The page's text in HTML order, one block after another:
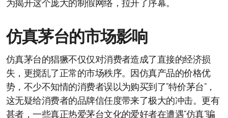
为揭开这个庞大的制假网络，拉开了序幕。
仿真茅台的市场影响
仿真茅台的猖獗不仅仅对消费者造成了直接的经济损
失，更搅乱了正常的市场秩序。因仿真产品的价格优
势，不少不知情的消费者误以为购买到了“特价茅台”，
这无疑给消费者的品牌信任度带来了极大的冲击。更有
甚者，一些真正热爱茅台文化的爱好者在遭遇“仿真”骗